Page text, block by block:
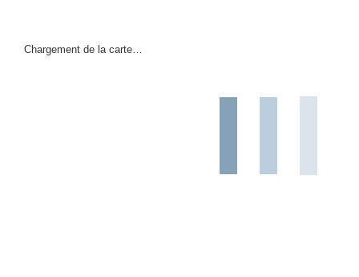
Chargement de la carte…